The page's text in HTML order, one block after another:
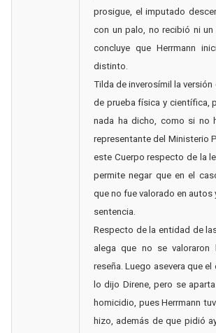
prosigue, el imputado
con un palo, no recibió ni
concluye que Herrmann
distinto.
Tilda de inverosímil la
de prueba física y científica,
nada ha dicho, como si no
representante del Ministerio
este Cuerpo respecto de la
permite negar que en el
que no fue valorado en
sentencia.
Respecto de la entidad de
alega que no se
reseña. Luego asevera que
lo dijo Direne, pero se
homicidio, pues Herrmann
hizo, además de que pidió